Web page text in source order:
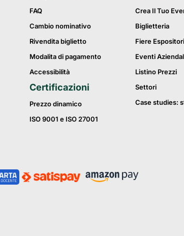
FAQ
Cambio nominativo
Rivendita biglietto
Modalita di pagamento
Accessibilità
Certificazioni
Prezzo dinamico
ISO 9001 e ISO 27001
Crea Il Tuo
Biglietteria
Fiere Espositori
Eventi
Listino Prezzi
Settori
Case studies: